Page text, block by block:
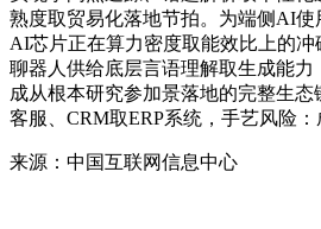
熟度取贸易化落地节拍。为端侧AI
AI芯片正在算力密度取能效比上的
聊器人供给底层言语理解取生成能
成从根本研究参加景落地的完整生
客服、CRM取ERP系统，手艺风险：
来源：中国互联网信息中心